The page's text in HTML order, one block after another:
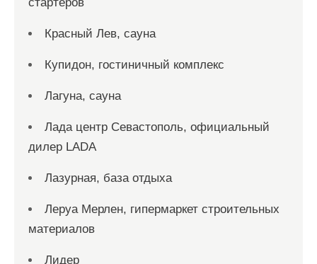
Красный Лев, сауна
Купидон, гостиничный комплекс
Лагуна, сауна
Лада центр Севастополь, официальный
дилер LADA
Лазурная, база отдыха
Леруа Мерлен, гипермаркет строительных
материалов
Лидер